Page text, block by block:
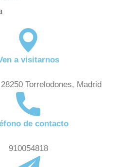
a visitarnos
Torrelodones, Madrid
de contacto
910054818